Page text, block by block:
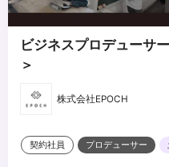
ビジネスプロデューサ
＞
株式会社EPOCH
契約社員 プロデューサー